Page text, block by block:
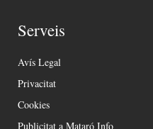
Serveis
Avís Legal
Privacitat
Cookies
Publicitat a Mataró Info